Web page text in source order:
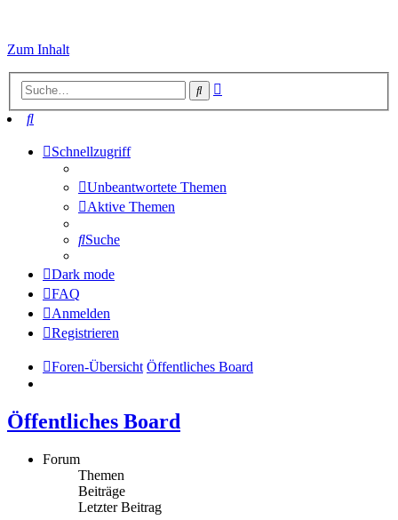
Zum Inhalt
Suche
Suche
Schnellzugriff
Unbeantwortete Themen
Aktive Themen
Suche
Dark mode
FAQ
Anmelden
Registrieren
Foren-Übersicht Öffentliches Board
Öffentliches Board
Forum
Themen
Beiträge
Letzter Beitrag